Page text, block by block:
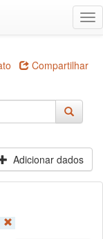
Compartilhar
Adicionar dados